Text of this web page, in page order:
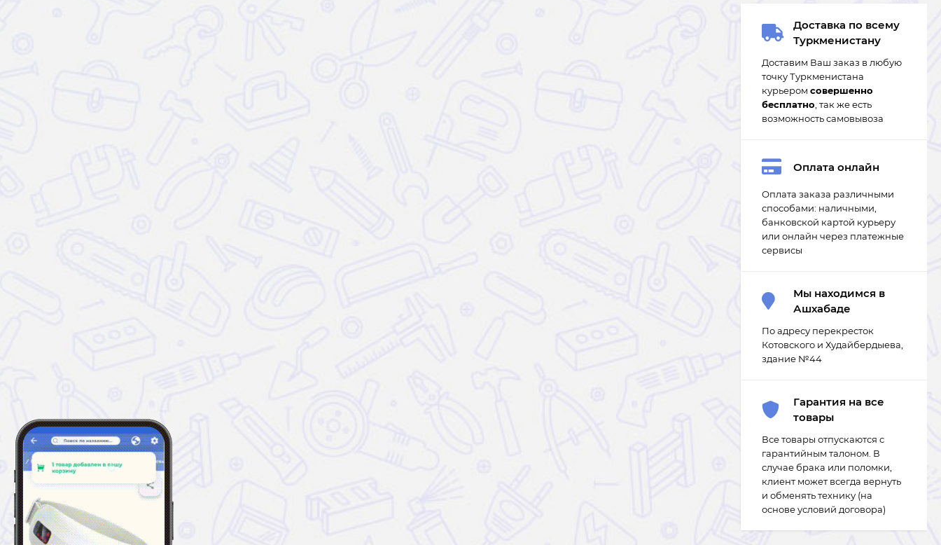
Доставка по всему
Туркменистану
Доставим Ваш заказ в любую
точку Туркменистана
курьером совершенно
бесплатно , так же есть
возможность самовывоза
Оплата онлайн
Оплата заказа различными
способами: наличными,
банковской картой курьеру
или онлайн через платежные
сервисы
Мы находимся в
Ашхабаде
По адресу перекресток
Котовского и Худайбердыева,
здание №44
Гарантия на все
товары
Все товары отпускаются с
гарантийным талоном. В
случае брака или поломки,
клиент может всегда вернуть
и обменять технику (на
основе условий договора)